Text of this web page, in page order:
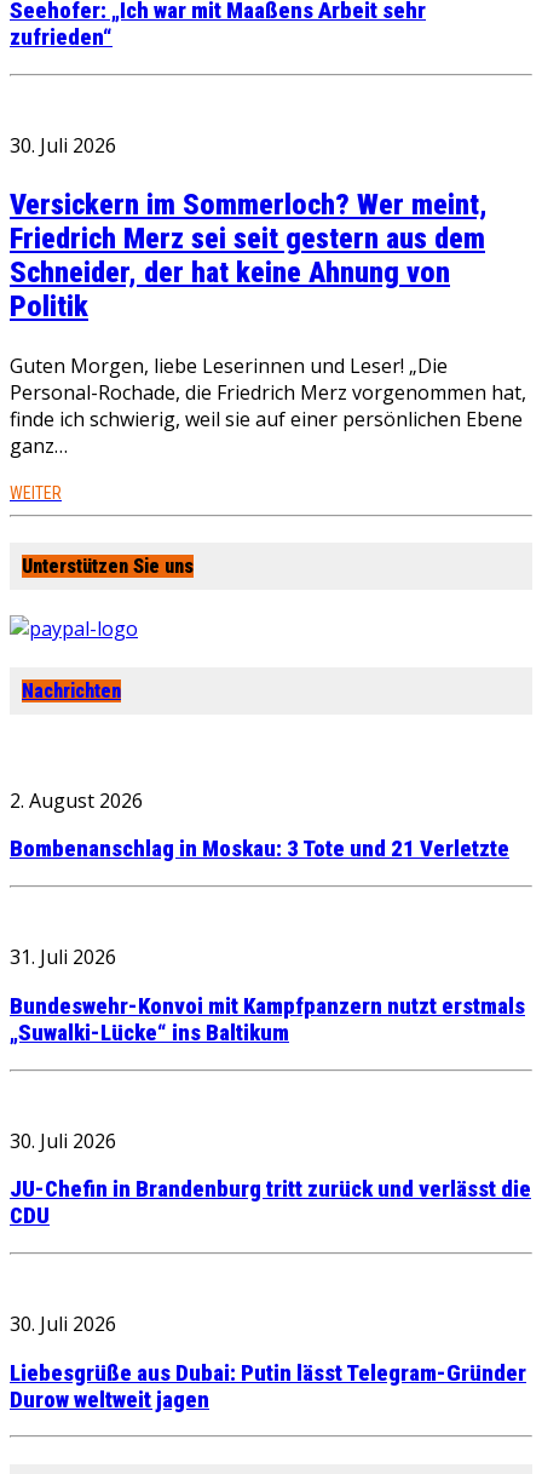
Seehofer: „Ich war mit Maaßens Arbeit sehr
zufrieden“
30. Juli 2026
Versickern im Sommerloch? Wer meint,
Friedrich Merz sei seit gestern aus dem
Schneider, der hat keine Ahnung von
Politik
Guten Morgen, liebe Leserinnen und Leser! „Die
Personal-Rochade, die Friedrich Merz vorgenommen hat,
finde ich schwierig, weil sie auf einer persönlichen Ebene
ganz…
WEITER
Unterstützen Sie uns
Nachrichten
2. August 2026
Bombenanschlag in Moskau: 3 Tote und 21 Verletzte
31. Juli 2026
Bundeswehr-Konvoi mit Kampfpanzern nutzt erstmals
„Suwalki-Lücke“ ins Baltikum
30. Juli 2026
JU-Chefin in Brandenburg tritt zurück und verlässt die
CDU
30. Juli 2026
Liebesgrüße aus Dubai: Putin lässt Telegram-Gründer
Durow weltweit jagen